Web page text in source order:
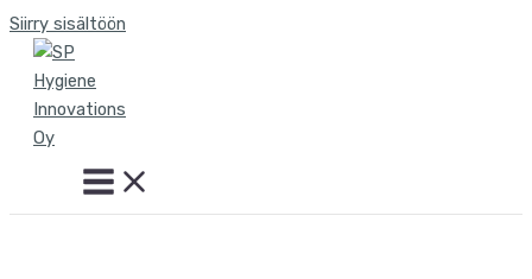
Siirry sisältöön